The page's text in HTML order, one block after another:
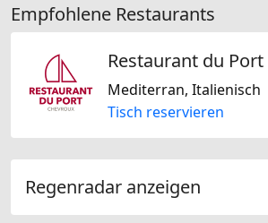
Empfohlene Restaurants
Restaurant du Port
Mediterran, Italienisch
Tisch reservieren
Regenradar anzeigen